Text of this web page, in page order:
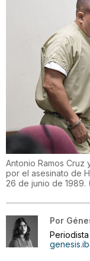
Antonio Ramos
por el asesinato de
26 de junio de 1989.
Por